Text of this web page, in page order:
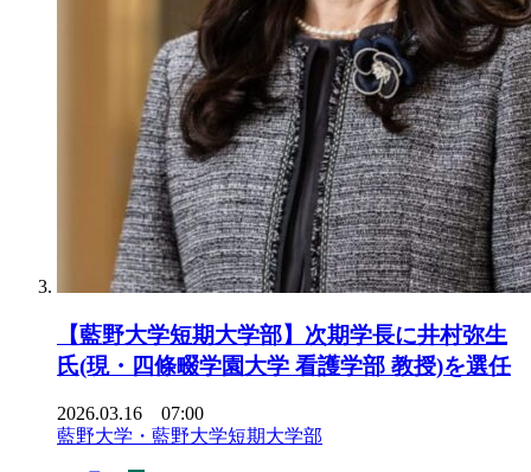
【藍野大学短期大学部】次期学長に井村弥生
氏(現・四條畷学園大学 看護学部 教授)を選任
2026.03.16 07:00
藍野大学・藍野大学短期大学部